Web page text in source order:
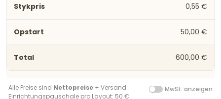
0,55 €
50,00 €
600,00 €
Alle Preise sind Nettopreise + Versand.
Einrichtungspauschale pro Layout: 50 €
MwSt. anzeigen